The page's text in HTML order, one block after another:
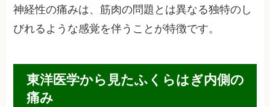
神経性の痛みは、筋肉の問題とは異なる独特のし
びれるような感覚を伴うことが特徴です。
東洋医学から見たふくらはぎ内側の
痛み